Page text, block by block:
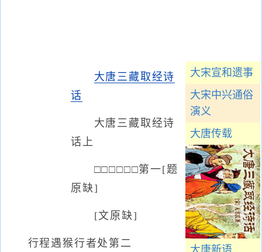
大宋宣和遗事
大宋中兴通俗
演义
大唐传载
大唐新语
大唐三藏取经诗
话
大唐三藏取经诗
话上
□□□□□□第一[题
原缺]
[文原缺]
行程遇猴行者处第二